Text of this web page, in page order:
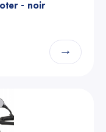
- noir
→